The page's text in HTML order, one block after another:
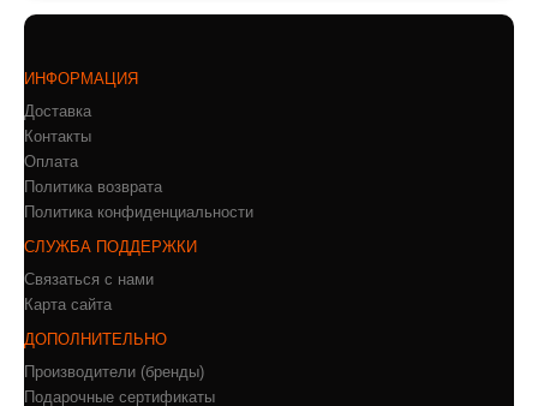
ИНФОРМАЦИЯ
Доставка
Контакты
Оплата
Политика возврата
Политика конфиденциальности
СЛУЖБА ПОДДЕРЖКИ
Связаться с нами
Карта сайта
ДОПОЛНИТЕЛЬНО
Производители (бренды)
Подарочные сертификаты